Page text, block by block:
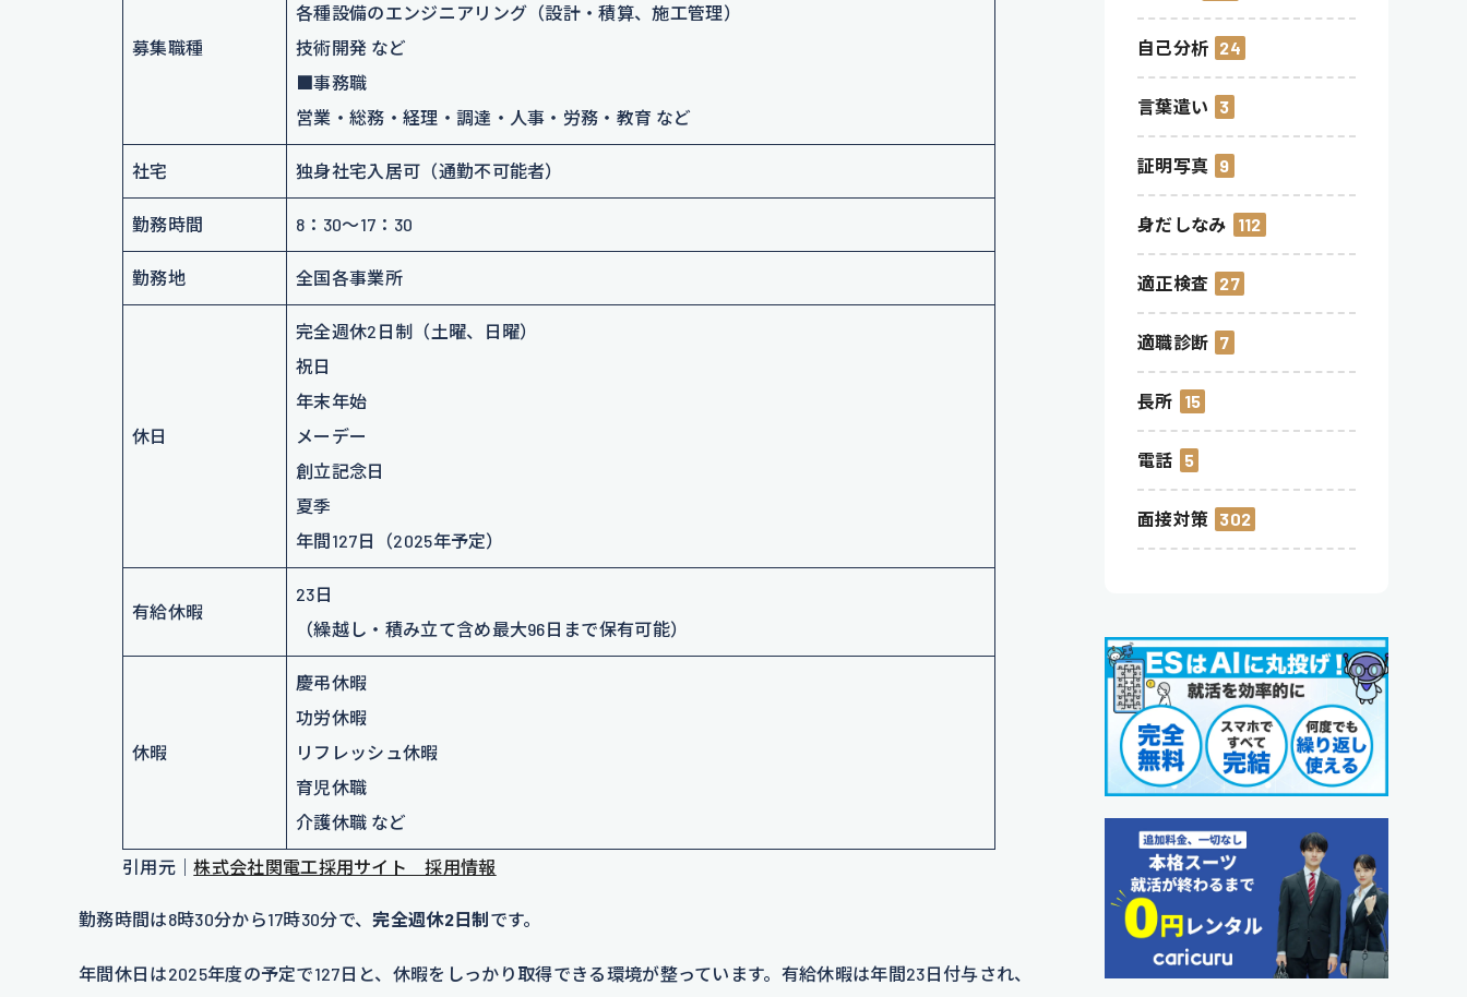
募集職種
各種設備のエンジニアリング（設計・積算、施工管理）
技術開発 など
■事務職
営業・総務・経理・調達・人事・労務・教育 など
社宅 独身社宅入居可（通勤不可能者）
勤務時間 8：30～17：30
勤務地 全国各事業所
休日
完全週休2日制（土曜、日曜）
祝日
年末年始
メーデー
創立記念日
夏季
年間127日（2025年予定）
有給休暇
23日
（繰越し・積み立て含め最大96日まで保有可能）
休暇
慶弔休暇
功労休暇
リフレッシュ休暇
育児休職
介護休職 など
引用元｜株式会社関電工採用サイト 採用情報
勤務時間は8時30分から17時30分で、完全週休2日制です。
年間休日は2025年度の予定で127日と、休暇をしっかり取得できる環境が整っています。有給休暇は年間23日付与され、
自己分析 24
言葉遣い 3
証明写真 9
身だしなみ 112
適正検査 27
適職診断 7
長所 15
電話 5
面接対策 302